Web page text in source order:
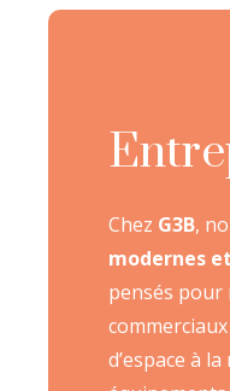
Chez G3B,
modernes
pensés pour
d’espace à